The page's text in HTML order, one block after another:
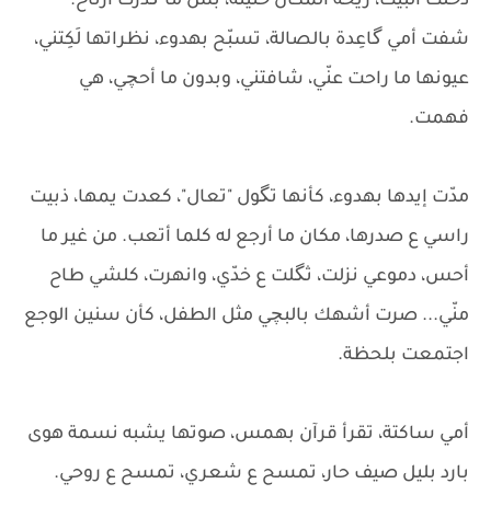
شفت أمي گاعِدة بالصالة، تسبّح بهدوء، نظراتها لَكِتني،
عيونها ما راحت عنّي، شافتني، وبدون ما أحچي، هي
فهمت.
مدّت إيدها بهدوء، كأنها تگول "تعال"، كعدت يمها، ذبيت
راسي ع صدرها، مكان ما أرجع له كلما أتعب. من غير ما
أحس، دموعي نزلت، ثگلت ع خدّي، وانهرت، كلشي طاح
منّي... صرت أشهك بالبچي مثل الطفل، كأن سنين الوجع
اجتمعت بلحظة.
أمي ساكتة، تقرأ قرآن بهمس، صوتها يشبه نسمة هوى
بارد بليل صيف حار، تمسح ع شعري، تمسح ع روحي.